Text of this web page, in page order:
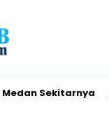
Medan Sekitarnya